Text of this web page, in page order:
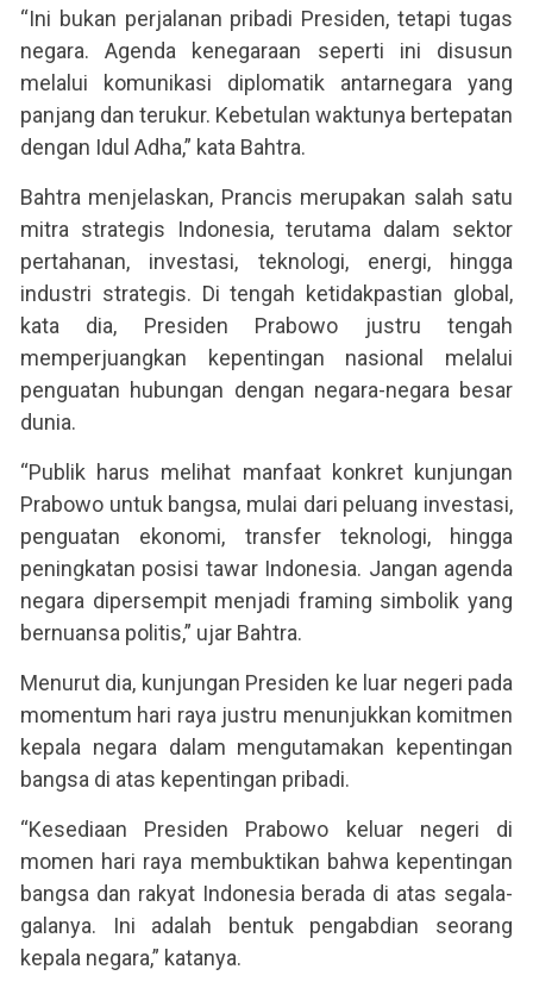
“Ini bukan perjalanan pribadi Presiden, tetapi tugas
negara. Agenda kenegaraan seperti ini disusun
melalui komunikasi diplomatik antarnegara yang
panjang dan terukur. Kebetulan waktunya bertepatan
dengan Idul Adha,” kata Bahtra.
Bahtra menjelaskan, Prancis merupakan salah satu
mitra strategis Indonesia, terutama dalam sektor
pertahanan, investasi, teknologi, energi, hingga
industri strategis. Di tengah ketidakpastian global,
kata dia, Presiden Prabowo justru tengah
memperjuangkan kepentingan nasional melalui
penguatan hubungan dengan negara-negara besar
dunia.
“Publik harus melihat manfaat konkret kunjungan
Prabowo untuk bangsa, mulai dari peluang investasi,
penguatan ekonomi, transfer teknologi, hingga
peningkatan posisi tawar Indonesia. Jangan agenda
negara dipersempit menjadi framing simbolik yang
bernuansa politis,” ujar Bahtra.
Menurut dia, kunjungan Presiden ke luar negeri pada
momentum hari raya justru menunjukkan komitmen
kepala negara dalam mengutamakan kepentingan
bangsa di atas kepentingan pribadi.
“Kesediaan Presiden Prabowo keluar negeri di
momen hari raya membuktikan bahwa kepentingan
bangsa dan rakyat Indonesia berada di atas segala-
galanya. Ini adalah bentuk pengabdian seorang
kepala negara,” katanya.